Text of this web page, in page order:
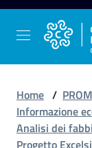
Vai al contenuto
Vai alla
Vai al footer
La
Home /
Informazione
Analisi dei
Progetto